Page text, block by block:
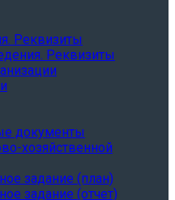
Реквизиты
Реквизиты
документы
хозяйственной
задание (план)
задание (отчет)